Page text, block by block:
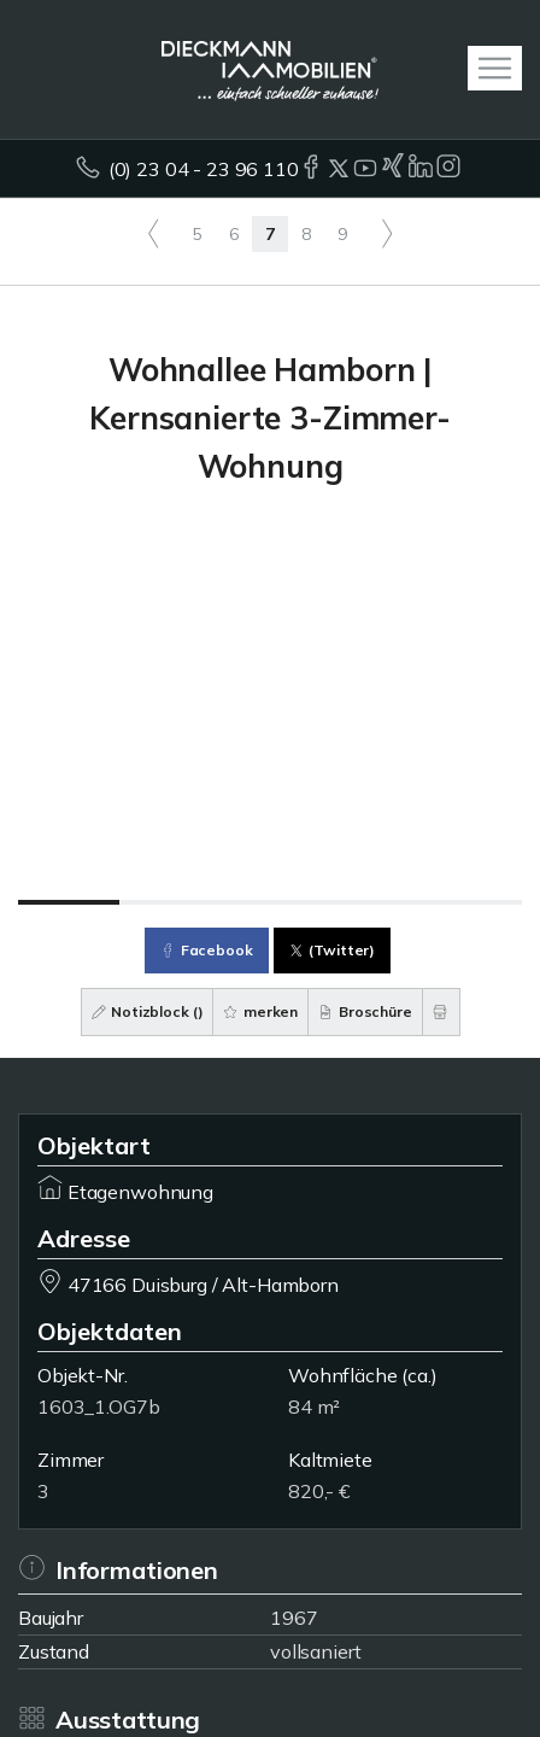
(0) 23 04 - 23 96 110
5 6 7 8 9
Wohnallee Hamborn |
Kernsanierte 3-Zimmer-
Wohnung
Facebook (Twitter)
Notizblock () merken Broschüre
Objektart
Etagenwohnung
Adresse
47166 Duisburg / Alt-Hamborn
Objektdaten
Objekt-Nr.
1603_1.OG7b
Wohnfläche (ca.)
84 m²
Zimmer
3
Kaltmiete
820,- €
Informationen
Baujahr
1967
Zustand
vollsaniert
Ausstattung